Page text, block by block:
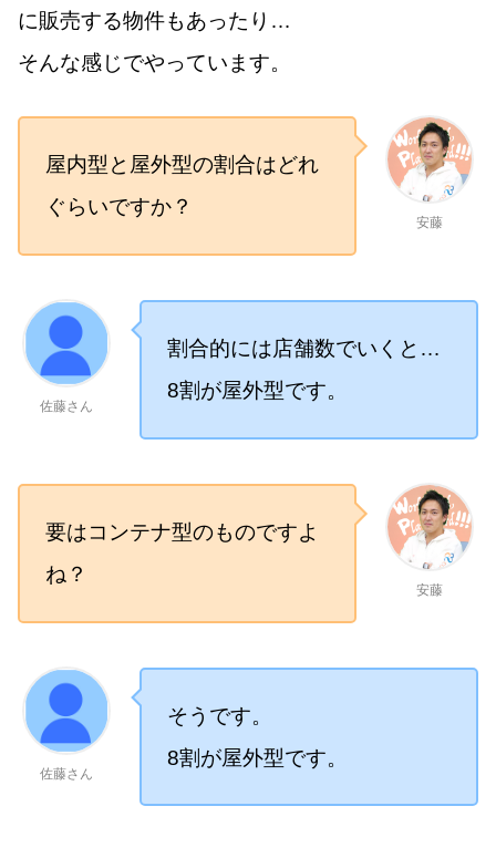
に販売する物件もあったり…
そんな感じでやっています。
安藤
屋内型と屋外型の割合はどれ
ぐらいですか？
佐藤さん
割合的には店舗数でいくと…
8割が屋外型です。
安藤
要はコンテナ型のものですよ
ね？
佐藤さん
そうです。
8割が屋外型です。